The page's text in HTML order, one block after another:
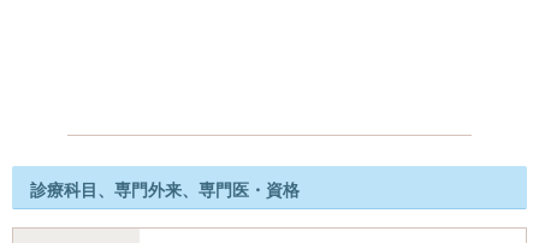
診療科目、専門外来、専門医・資格